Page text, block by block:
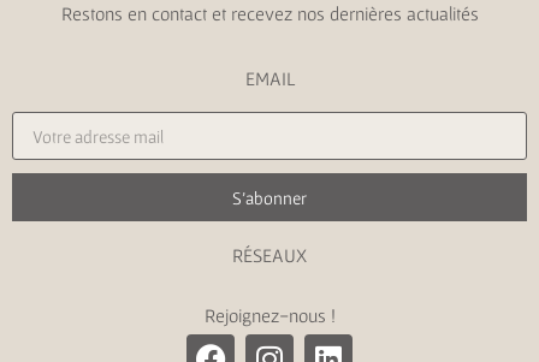
Restons en contact et recevez nos dernières actualités
EMAIL
S'abonner
RÉSEAUX
Rejoignez-nous !